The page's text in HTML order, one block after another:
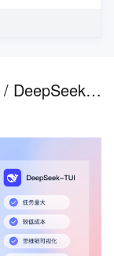
分钟级部署 OpenClaw / Hermes / DeepSeek - TUI